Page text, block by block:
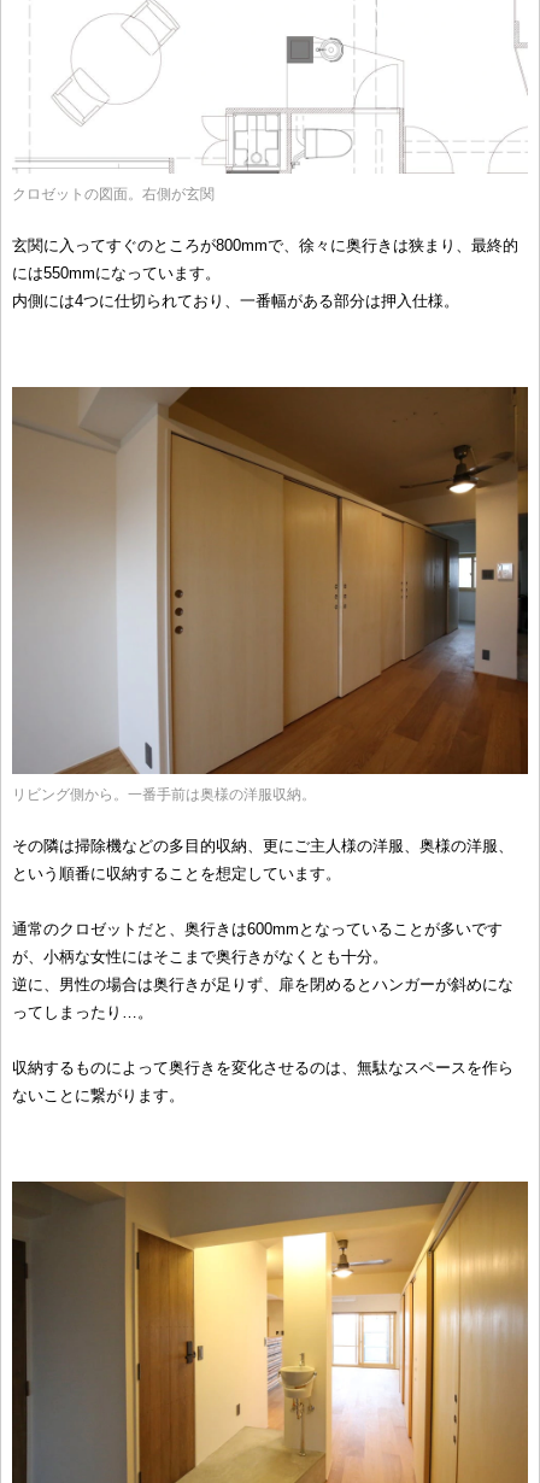
クロゼットの図面。右側が玄関
玄関に入ってすぐのところが800mmで、徐々に奥行きは狭まり、最終的
には550mmになっています。
内側には4つに仕切られており、一番幅がある部分は押入仕様。
リビング側から。一番手前は奥様の洋服収納。
その隣は掃除機などの多目的収納、更にご主人様の洋服、奥様の洋服、
という順番に収納することを想定しています。
通常のクロゼットだと、奥行きは600mmとなっていることが多いです
が、小柄な女性にはそこまで奥行きがなくとも十分。
逆に、男性の場合は奥行きが足りず、扉を閉めるとハンガーが斜めにな
ってしまったり…。
収納するものによって奥行きを変化させるのは、無駄なスペースを作ら
ないことに繋がります。